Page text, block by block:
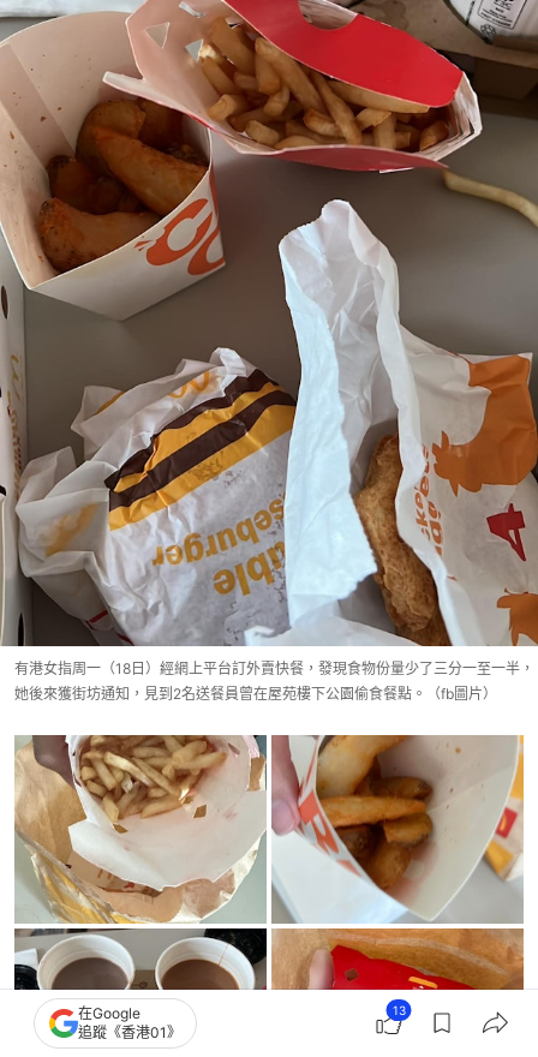
有港女指周一（18日）經網上平台訂外賣快餐，發現食物份量少了三分一至一半，
她後來獲街坊通知，見到2名送餐員曾在屋苑樓下公園偷食餐點。（fb圖片）
在Google
追蹤《香港01》
13